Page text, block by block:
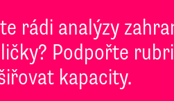
rádi analýzy
Podpořte
kapacity.